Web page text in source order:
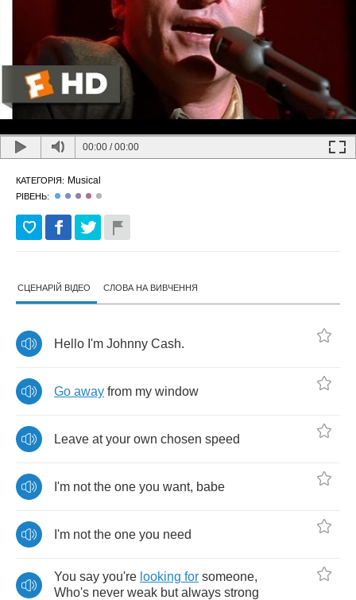
00:00 /00:00
КАТЕГОРІЯ: Musical
РІВЕНЬ:
СЦЕНАРІЙ ВІДЕО СЛОВА НА ВИВЧЕННЯ
Hello I'm Johnny Cash.
Go away from my window
Leave at your own chosen speed
I'm not the one you want, babe
I'm not the one you need
You say you're looking for someone,
Who's never weak but always strong